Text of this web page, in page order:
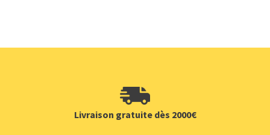
Livraison gratuite dès 2000€